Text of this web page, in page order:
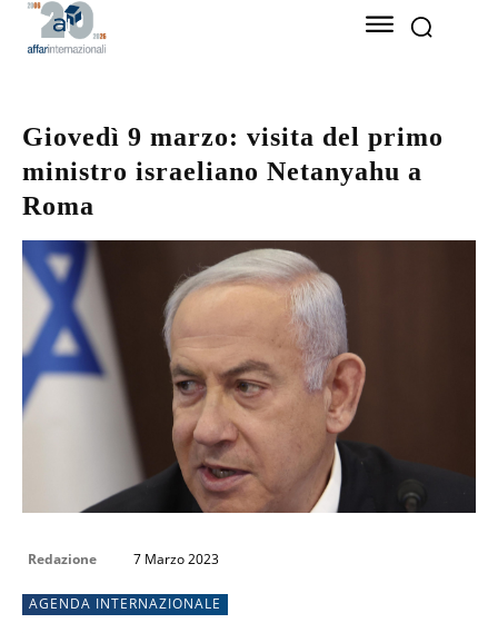
Giovedì 9 marzo: visita del primo
ministro israeliano Netanyahu a
Roma
Redazione 7 Marzo 2023
AGENDA INTERNAZIONALE